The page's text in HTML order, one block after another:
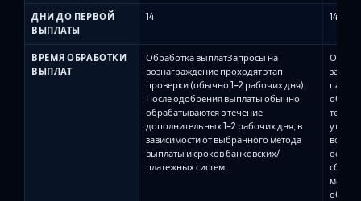
ДНИ ДО ПЕРВОЙ
ВЫПЛАТЫ
14 14
ВРЕМЯ ОБРАБОТКИ
ВЫПЛАТ
Обработка выплатЗапросы на
вознаграждение проходят этап
проверки (обычно 1–2 рабочих дня).
После одобрения выплаты обычно
обрабатываются в течение
дополнительных 1–2 рабочих дня, в
зависимости от выбранного метода
выплаты и сроков банковских/
платежных систем.
за
все